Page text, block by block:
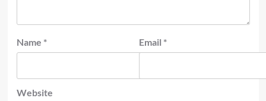
Name * Email *
Website